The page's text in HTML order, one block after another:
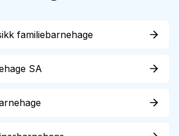
familiebarnehage
SA